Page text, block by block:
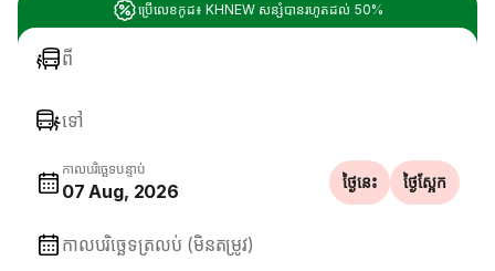
ប្រើលេខកូដ៖ KHNEW សន្សំបានរហូតដល់ 50%
ពី
ទៅ
កាលបរិច្ឆេទបន្ទាប់
07 Aug, 2026 ថ្ងៃនេះ ថ្ងៃស្អែក
កាលបរិច្ឆេទត្រលប់ (មិនតម្រូវ)